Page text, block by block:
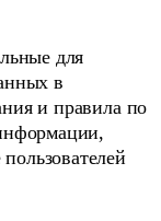
для
в
и правила по